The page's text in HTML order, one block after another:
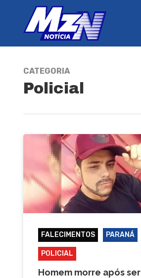
CATEGORIA
Policial
FALECIMENTOS PARANÁ
POLICIAL
Homem morre após ser